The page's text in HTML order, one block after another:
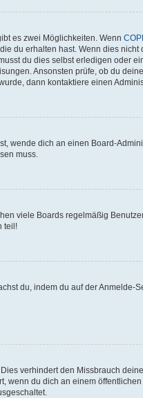
es zwei Möglichkeiten. Wenn
du erhalten hast. Wenn dies nicht
du dies selbst erledigen oder
Ansonsten prüfe, ob du
dann kontaktiere einen
wende dich an einen Board-
muss.
viele Boards regelmäßig
teil!
du, indem du auf der Anmelde-
verhindert den Missbrauch
wenn du dich an einem